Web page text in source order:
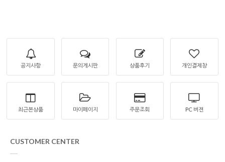
공지사항 문의게시판 상품후기 개인결제창
최근본상품 마이페이지 주문조회 PC 버젼
CUSTOMER CENTER